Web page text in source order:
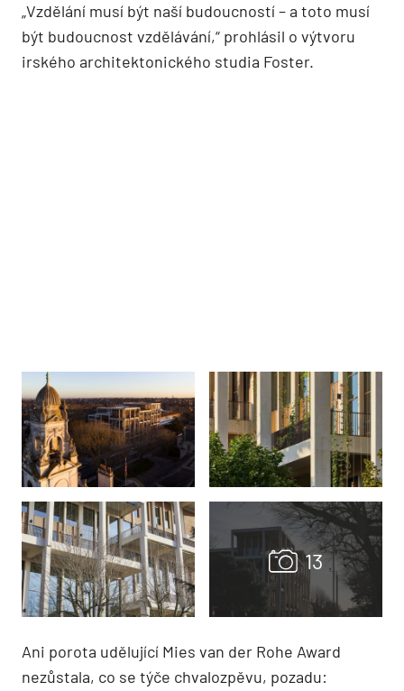
„Vzdělání musí být naší budoucností – a toto musí
být budoucnost vzdělávání,“ prohlásil o výtvoru
irského architektonického studia Foster.
Ani porota udělující Mies van der Rohe Award
nezůstala, co se týče chvalozpěvu, pozadu: